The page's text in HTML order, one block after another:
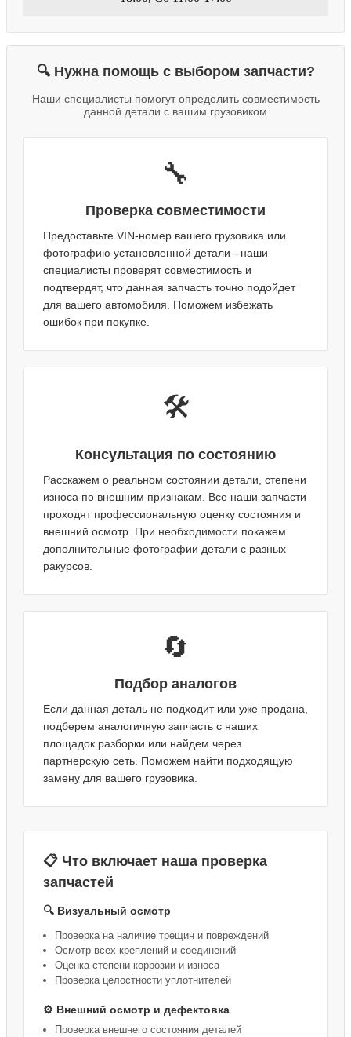
🔍 Нужна помощь с выбором запчасти?
Наши специалисты помогут определить совместимость
данной детали с вашим грузовиком
🔧
Проверка совместимости
Предоставьте VIN-номер вашего грузовика или
фотографию установленной детали - наши
специалисты проверят совместимость и
подтвердят, что данная запчасть точно подойдет
для вашего автомобиля. Поможем избежать
ошибок при покупке.
🛠️
Консультация по состоянию
Расскажем о реальном состоянии детали, степени
износа по внешним признакам. Все наши запчасти
проходят профессиональную оценку состояния и
внешний осмотр. При необходимости покажем
дополнительные фотографии детали с разных
ракурсов.
🔄
Подбор аналогов
Если данная деталь не подходит или уже продана,
подберем аналогичную запчасть с наших
площадок разборки или найдем через
партнерскую сеть. Поможем найти подходящую
замену для вашего грузовика.
📋 Что включает наша проверка
запчастей
🔍 Визуальный осмотр
Проверка на наличие трещин и повреждений
Осмотр всех креплений и соединений
Оценка степени коррозии и износа
Проверка целостности уплотнителей
⚙️ Внешний осмотр и дефектовка
Проверка внешнего состояния деталей